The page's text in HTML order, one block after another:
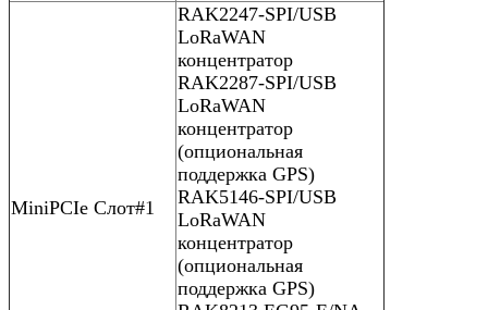
MiniPCIe Слот#1
RAK2247-SPI/USB
LoRaWAN
концентратор
RAK2287-SPI/USB
LoRaWAN
концентратор
(опциональная
поддержка GPS)
RAK5146-SPI/USB
LoRaWAN
концентратор
(опциональная
поддержка GPS)